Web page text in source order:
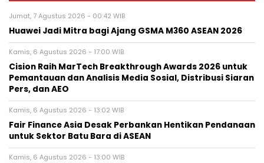
Jumat, 7 Agustus 2026 - 00:42 WIB
Huawei Jadi Mitra bagi Ajang GSMA M360 ASEAN 2026
Kamis, 6 Agustus 2026 - 17:00 WIB
Cision Raih MarTech Breakthrough Awards 2026 untuk
Pemantauan dan Analisis Media Sosial, Distribusi Siaran
Pers, dan AEO
Kamis, 6 Agustus 2026 - 13:02 WIB
Fair Finance Asia Desak Perbankan Hentikan Pendanaan
untuk Sektor Batu Bara di ASEAN
Kamis, 6 Agustus 2026 - 13:00 WIB